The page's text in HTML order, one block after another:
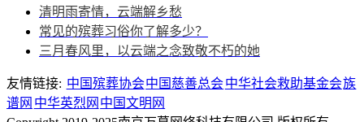
清明雨寄情，云端解乡愁
常见的殡葬习俗你了解多少？
三月春风里，以云端之念致敬不朽的她
友情链接: 中国殡葬协会中国慈善总会中华社会救助基金会族
谱网 中华英烈网 中国文明网